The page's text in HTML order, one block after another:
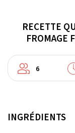
RECETTE
FROMAGE
6
INGRÉDIENTS